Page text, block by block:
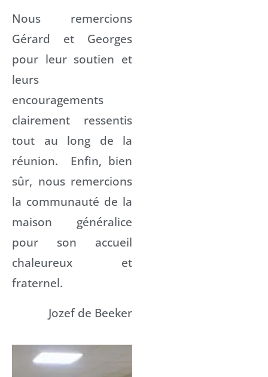
Nous remercions
Gérard et Georges
pour leur soutien et
leurs
encouragements
clairement ressentis
tout au long de la
réunion. Enfin, bien
sûr, nous remercions
la communauté de la
maison généralice
pour son accueil
chaleureux et
fraternel.
Jozef de Beeker